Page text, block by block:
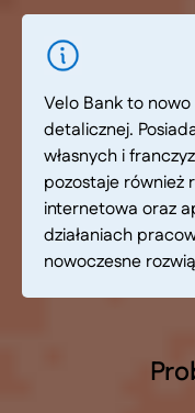
Velo Bank to
detalicznej.
własnych i
pozostaje również
internetowa oraz
działaniach
nowoczesne